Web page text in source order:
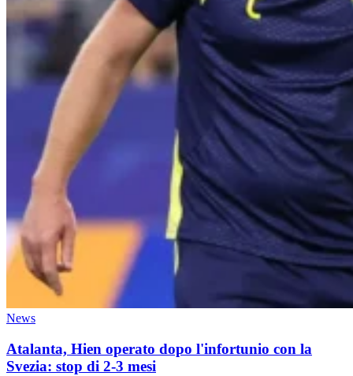
News
Atalanta, Hien operato dopo l'infortunio con la
Svezia: stop di 2-3 mesi